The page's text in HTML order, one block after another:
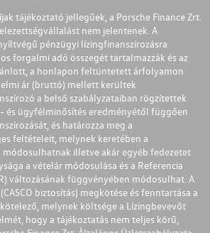
tájékoztató jellegűek, a Porsche Finance Zrt.
nem jelentenek. A
pénzügyi lízingfinanszírozásra
forgalmi adó összegét tartalmazzák és az
a honlapon feltüntetett árfolyamon
ár (bruttó) mellett kerültek
a belső szabályzataiban rögzítettek
és ügyfélminősítés eredményétől függően
és határozza meg a
feltételeit, melynek keretében a
illetve akár egyéb fedezetet
a vételár módosulása és a Referencia
változásának függvényében módosulhat. A
biztosítás) megkötése és fenntartása a
melynek költsége a Lízingbevevőt
hogy a tájékoztatás nem teljes körű,